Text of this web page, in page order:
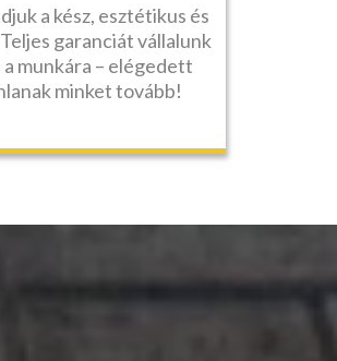
a kész, esztétikus és
garanciát vállalunk
a munkára – elégedett
minket tovább!